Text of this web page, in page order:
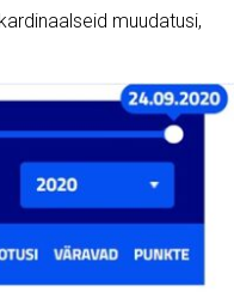
muudatusi,